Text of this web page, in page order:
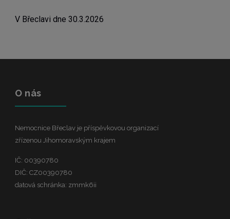
V Břeclavi dne 30.3.2026
O nás
Nemocnice Břeclav je příspěvkovou organizací
zřízenou Jihomoravským krajem
IČ: 00390780
DIČ: CZ00390780
datová schránka: zmmk6ii